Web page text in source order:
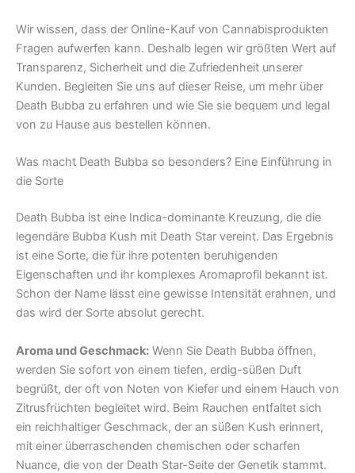
Wir wissen, dass der Online-Kauf von Cannabisprodukten
Fragen aufwerfen kann. Deshalb legen wir größten Wert auf
Transparenz, Sicherheit und die Zufriedenheit unserer
Kunden. Begleiten Sie uns auf dieser Reise, um mehr über
Death Bubba zu erfahren und wie Sie sie bequem und legal
von zu Hause aus bestellen können.
Was macht Death Bubba so besonders? Eine Einführung in
die Sorte
Death Bubba ist eine Indica-dominante Kreuzung, die die
legendäre Bubba Kush mit Death Star vereint. Das Ergebnis
ist eine Sorte, die für ihre potenten beruhigenden
Eigenschaften und ihr komplexes Aromaprofil bekannt ist.
Schon der Name lässt eine gewisse Intensität erahnen, und
das wird der Sorte absolut gerecht.
Aroma und Geschmack: Wenn Sie Death Bubba öffnen,
werden Sie sofort von einem tiefen, erdig-süßen Duft
begrüßt, der oft von Noten von Kiefer und einem Hauch von
Zitrusfrüchten begleitet wird. Beim Rauchen entfaltet sich
ein reichhaltiger Geschmack, der an süßen Kush erinnert,
mit einer überraschenden chemischen oder scharfen
Nuance, die von der Death Star-Seite der Genetik stammt.